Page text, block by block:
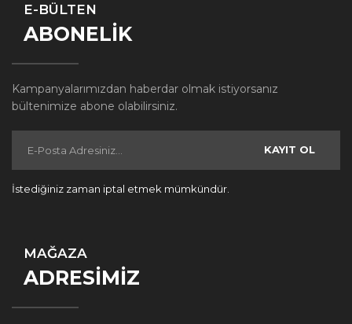
E-BÜLTEN
ABONELİK
Kampanyalarımızdan haberdar olmak istiyorsanız
bültenimize abone olabilirsiniz.
KAYIT OL
İstediğiniz zaman iptal etmek mümkündür.
MAĞAZA
ADRESİMİZ